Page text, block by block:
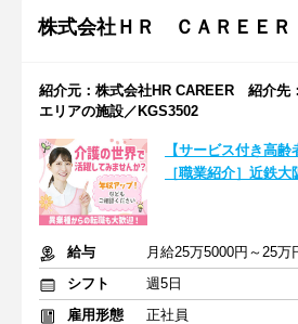
株式会社ＨＲ ＣＡＲＥＥＲ
紹介元：株式会社HR CAREER 紹介先
エリアの施設／KGS3502
【サービス付き高齢
［職業紹介］近鉄大
給与
月給25万5000円～25万
シフト
週5日
雇用形態
正社員